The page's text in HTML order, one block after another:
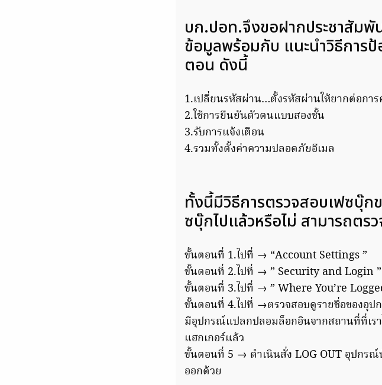
บก.ปอท.จึงขอฝากประชาสัม
ข้อมูลพร้อมกับ แนะนำวิธีการ
ตอน ดังนี้
1.เปลี่ยนรหัสผ่าน…ตั้งรหัสผ่านให้ยากต่อการ
2.ใช้การยืนยันตัวตนแบบสองชั้น
3.รับการแจ้งเตือน
4.รวมทั้งตั้งค่าความปลอดภัยอีเมล
ทั้งนี้มีวิธีการตรวจสอบเฟซบุ๊ก
ซบุ๊กไปแล้วหรือไม่ สามารถตร
ขั้นตอนที่ 1.ไปที่ → “Account Settings ”
ขั้นตอนที่ 2.ไปที่ → ” Security and Login ”
ขั้นตอนที่ 3.ไปที่ → ” Where You’re
ขั้นตอนที่ 4.ไปที่ →ตรวจสอบดูรายชื่อของอุ
มีอุปกรณ์แปลกปลอมล็อกอินจากสถานที่ที่เรา
แฮกเกอร์แล้ว
ขั้นตอนที่ 5 → ดำเนินสั่ง LOG OUT อุปกร
ออกด้วย